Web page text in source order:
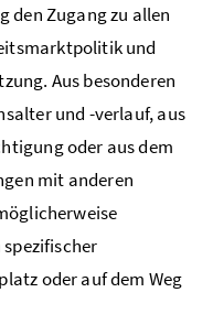
den Zugang zu allen
und
Aus besonderen
und -verlauf, aus
oder aus dem
mit anderen
oder auf dem Weg